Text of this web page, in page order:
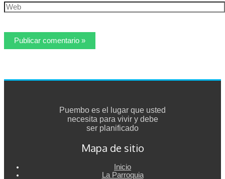
Web
Puembo es el lugar que usted
necesita para vivir y debe
ser planificado
Mapa de sitio
Inicio
La Parroquia